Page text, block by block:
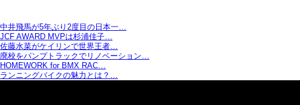
中井飛馬が5年ぶり2度目の日本一…
JCF AWARD MVPは杉浦佳子…
佐藤水菜がケイリンで世界王者…
廃校をパンプトラックでリノベーション…
HOMEWORK for BMX RAC…
ランニングバイクの魅力とは？…